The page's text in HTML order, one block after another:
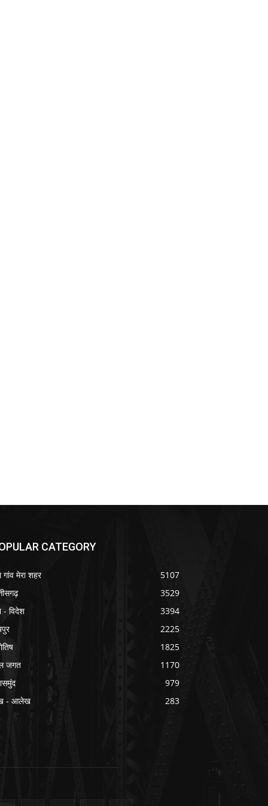
CATEGORY
गांव मेरा शहर
5107
3529
- विदेश
3394
2225
1825
जगत
1170
979
- आलेख
283